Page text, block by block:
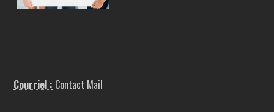
Courriel : Contact Mail